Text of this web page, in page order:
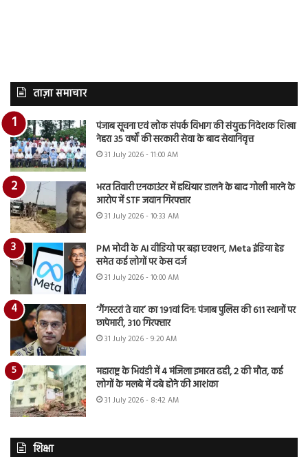
ताज़ा समाचार
पंजाब सूचना एवं लोक संपर्क विभाग की संयुक्त निदेशक शिखा
नेहरा 35 वर्षों की सरकारी सेवा के बाद सेवानिवृत्त
31 July 2026 - 11:00 AM
भरत तिवारी एनकाउंटर में हथियार डालने के बाद गोली मारने के
आरोप में STF जवान गिरफ्तार
31 July 2026 - 10:33 AM
PM मोदी के AI वीडियो पर बड़ा एक्शन, Meta इंडिया हेड
समेत कई लोगों पर केस दर्ज
31 July 2026 - 10:00 AM
‘गैंगस्टरां ते वार’ का 191वां दिन: पंजाब पुलिस की 611 स्थानों पर
छापेमारी, 310 गिरफ्तार
31 July 2026 - 9:20 AM
महाराष्ट्र के भिवंडी में 4 मंजिला इमारत ढही, 2 की मौत, कई
लोगों के मलबे में दबे होने की आशंका
31 July 2026 - 8:42 AM
शिक्षा